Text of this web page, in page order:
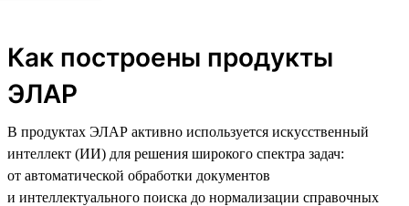
Как построены продукты
ЭЛАР
В продуктах ЭЛАР активно используется искусственный
интеллект (ИИ) для решения широкого спектра задач:
от автоматической обработки документов
и интеллектуального поиска до нормализации справочных